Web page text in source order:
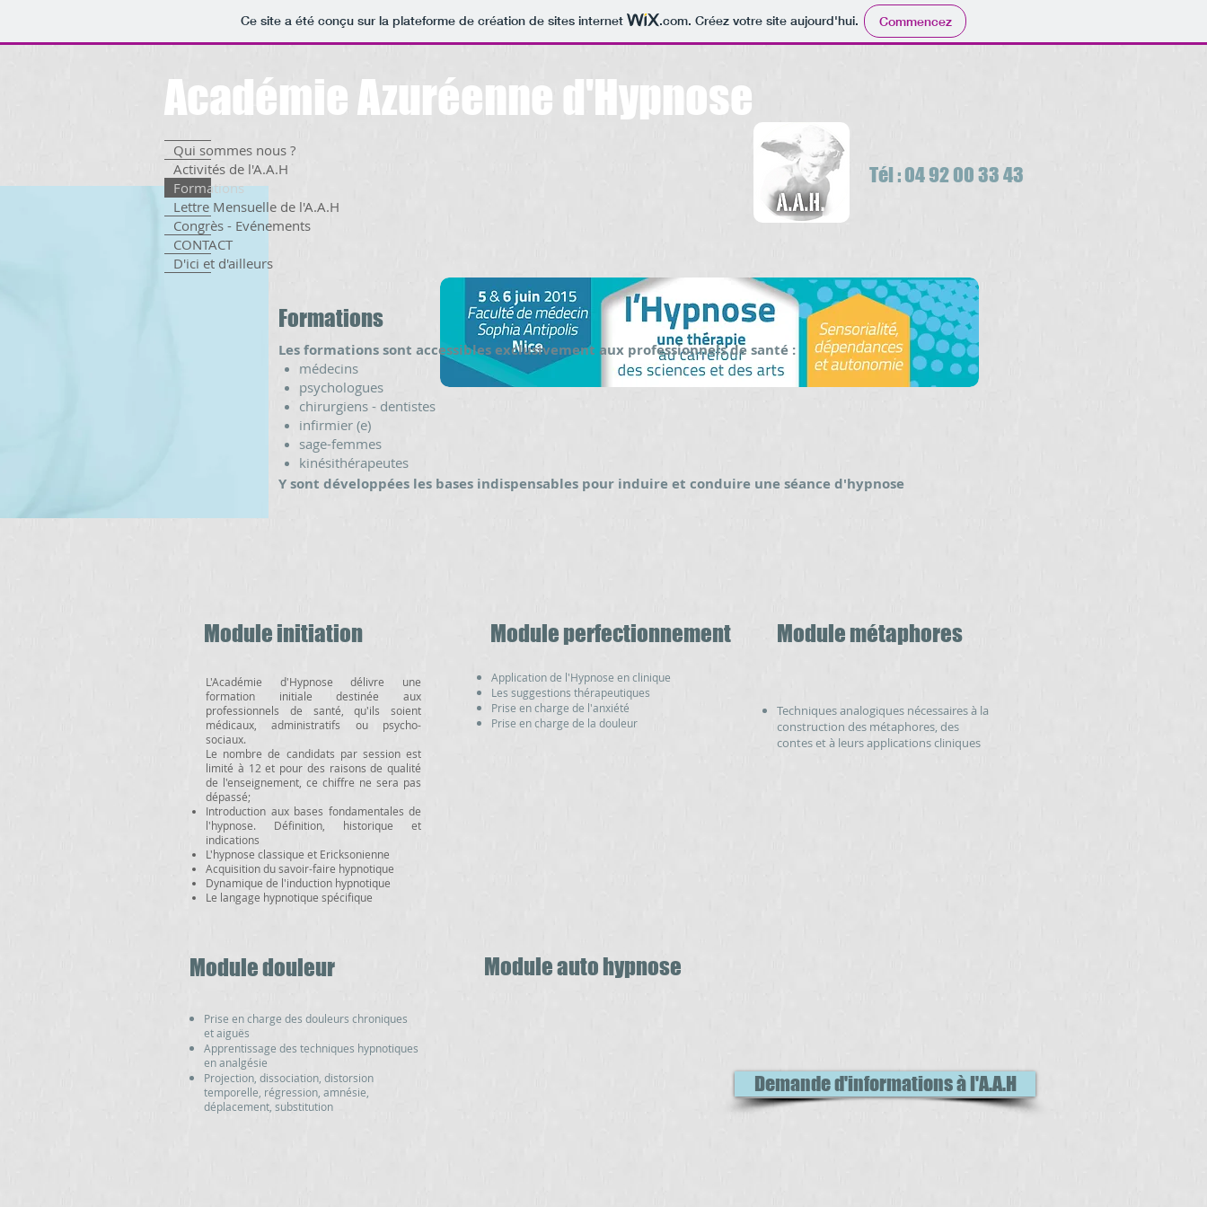
Ce site a été conçu sur la plateforme de création de sites internet .com. Créez votre site aujourd'hui. Commencez
Académie Azuréenne d'Hypnose
Tél : 04 92 00 33 43
Qui sommes nous ?
Activités de l'A.A.H
Formations
Lettre Mensuelle de l'A.A.H
Congrès - Evénements
CONTACT
D'ici et d'ailleurs
Formations
Les formations sont accessibles exclusivement aux professionnels de santé :
médecins
psychologues
chirurgiens - dentistes
infirmier (e)
sage-femmes
kinésithérapeutes
Y sont développées les bases indispensables pour induire et conduire une séance d'hypnose
L'Académie d'Hypnose délivre une
formation initiale destinée aux
professionnels de santé, qu'ils soient
médicaux, administratifs ou psycho-
sociaux.
Le nombre de candidats par session est
limité à 12 et pour des raisons de qualité
de l'enseignement, ce chiffre ne sera pas
dépassé;
Introduction aux bases fondamentales de
l'hypnose. Définition, historique et
indications
L'hypnose classique et Ericksonienne
Acquisition du savoir-faire hypnotique
Dynamique de l'induction hypnotique
Le langage hypnotique spécifique
Module initiation Module perfectionnement
Application de l'Hypnose en clinique
Les suggestions thérapeutiques
Prise en charge de l'anxiété
Prise en charge de la douleur
Techniques analogiques nécessaires à la
construction des métaphores, des
contes et à leurs applications cliniques
Module métaphores
Module auto hypnose
Module douleur
Prise en charge des douleurs chroniques
et aiguës
Apprentissage des techniques hypnotiques
en analgésie
Projection, dissociation, distorsion
temporelle, régression, amnésie,
déplacement, substitution
Demande d'informations à l'A.A.H